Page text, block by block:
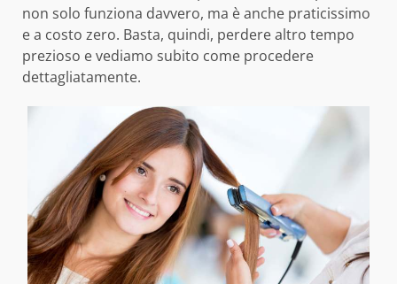
non solo funziona davvero, ma è anche praticissimo
e a costo zero. Basta, quindi, perdere altro tempo
prezioso e vediamo subito come procedere
dettagliatamente.